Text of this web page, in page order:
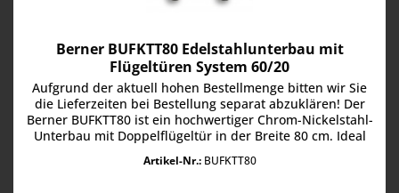
Berner BUFKTT80 Edelstahlunterbau mit
Flügeltüren System 60/20
Aufgrund der aktuell hohen Bestellmenge bitten wir Sie
die Lieferzeiten bei Bestellung separat abzuklären! Der
Berner BUFKTT80 ist ein hochwertiger Chrom-Nickelstahl-
Unterbau mit Doppelflügeltür in der Breite 80 cm. Ideal
Artikel-Nr.:BUFKTT80